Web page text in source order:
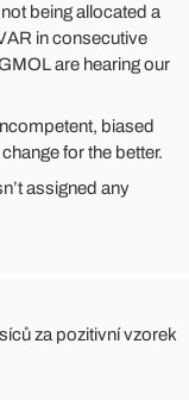
being allocated a
in consecutive
are hearing our
biased
for the better.
assigned any
za pozitivní vzorek